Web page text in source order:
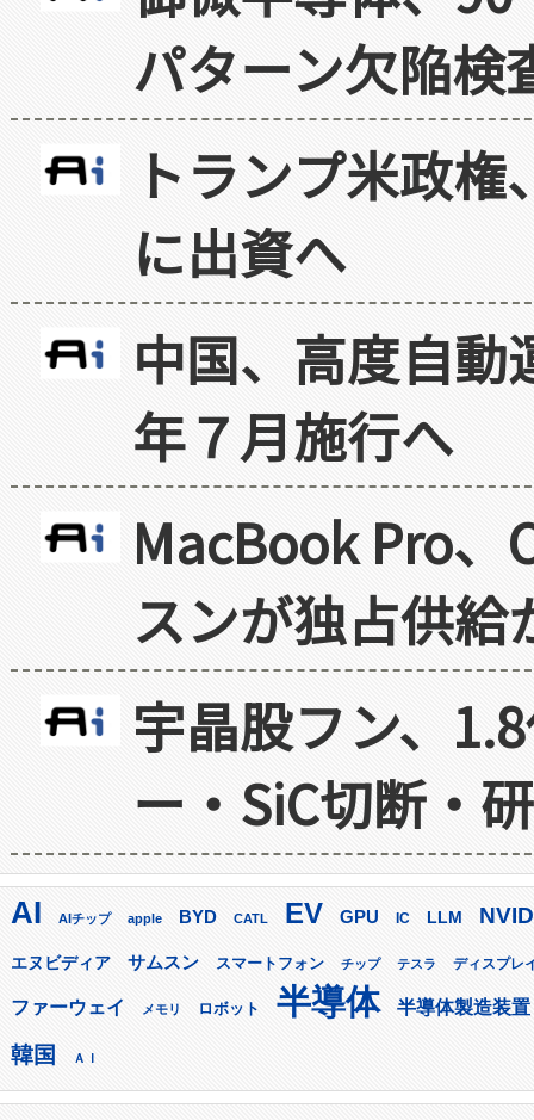
パターン欠陥検
トランプ米政
に出資へ
中国、高度自
年７月施行へ
MacBook Pro
スンが独占供給
宇晶股フン、
ー・SiC切断・
AI AIチップ apple BYD CATL EV GPU IC LLM
エヌビディア サムスン スマートフォン チップ テスラ ディスプレ
ファーウェイ メモリ ロボット 半導体 半導体製造装置
韓国 ＡＩ